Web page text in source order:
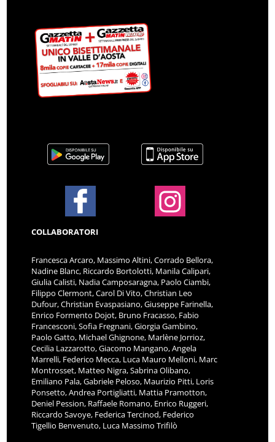
COLLABORATORI
Francesca Arcaro, Massimo Altini, Corrado Bellora,
Nadine Blanc, Riccardo Bortolotti, Manila Calipari,
Giulia Calisti, Nadia Camposaragna, Paolo Ciambi,
Filippo Clermont, Carol Di Vito, Christian Leo
Dufour, Christian Evaspasiano, Giuseppe Farinella,
Enrico Formento Dojot, Bruno Fracasso, Fabio
Francesconi, Sofia Fregnani, Giorgia Gambino,
Paolo Gatto, Michael Ghignone, Marlène Jorrioz,
Cecilia Lazzarotto, Giacomo Mangano, Angela
Marrelli, Federico Mecca, Luca Mauro Melloni, Marc
Montrosset, Matteo Nigra, Sabrina Olibano,
Emiliano Pala, Gabriele Peloso, Maurizio Pitti, Loris
Ponsetto, Andrea Portigliatti, Mattia Pramotton,
Deniel Pession, Raffaele Romano, Enrico Ruggeri,
Riccardo Savoye, Federica Tercinod, Federico
Tigellio Benvenuto, Luca Massimo Trifilò